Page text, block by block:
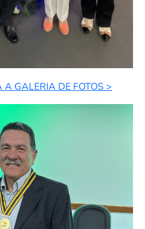
A GALERIA DE FOTOS >